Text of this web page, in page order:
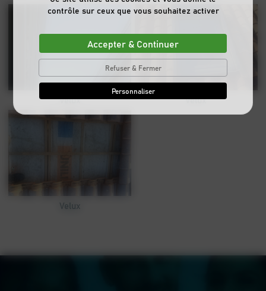
contrôle sur ceux que vous souhaitez activer
Accepter & Continuer
Refuser & Fermer
Personnaliser
Velux Velux
Velux